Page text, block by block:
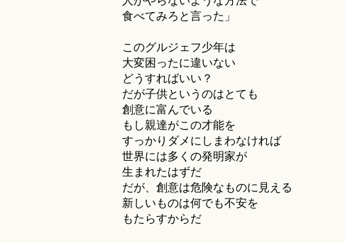
食べてみろと言った」
このグルジェフ少年は
大変困ったに違いない
どうすればいい？
だが子供というのはとても
創意に富んでいる
もし親達がこの才能を
すっかりダメにしまわなければ
世界には多くの発明家が
生まれたはずだ
だが、創意は危険なものに見える
新しいものは何でも不安を
もたらすからだ